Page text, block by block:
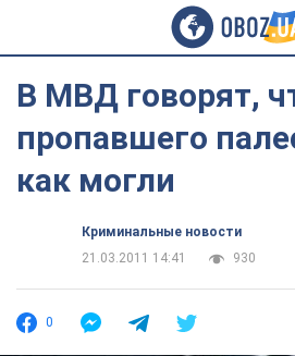
В МВД говорят,
пропавшего
как могли
Криминальные новости
21.03.2011 14:41
930
0